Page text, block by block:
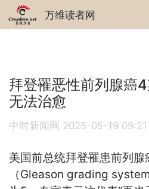
万维读者网
拜登罹恶性前列腺癌
无法治愈
中时新闻网 2025-05-19 09:21
美国前总统拜登罹患前列
（Gleason grading